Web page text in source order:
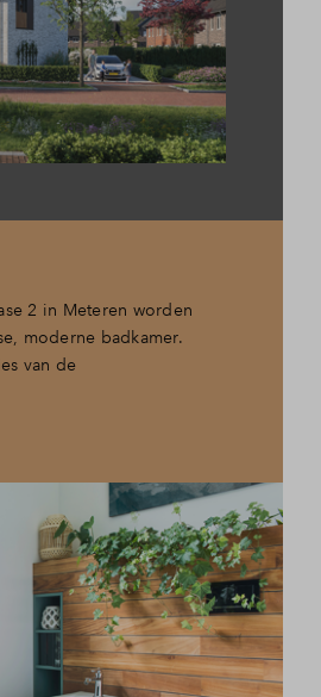
2 in Meteren worden
moderne badkamer.
van de